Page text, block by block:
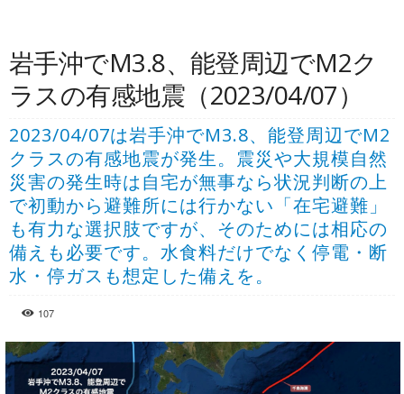
岩手沖でM3.8、能登周辺でM2ク
ラスの有感地震（2023/04/07）
2023/04/07は岩手沖でM3.8、能登周辺でM2
クラスの有感地震が発生。震災や大規模自然
災害の発生時は自宅が無事なら状況判断の上
で初動から避難所には行かない「在宅避難」
も有力な選択肢ですが、そのためには相応の
備えも必要です。水食料だけでなく停電・断
水・停ガスも想定した備えを。
107